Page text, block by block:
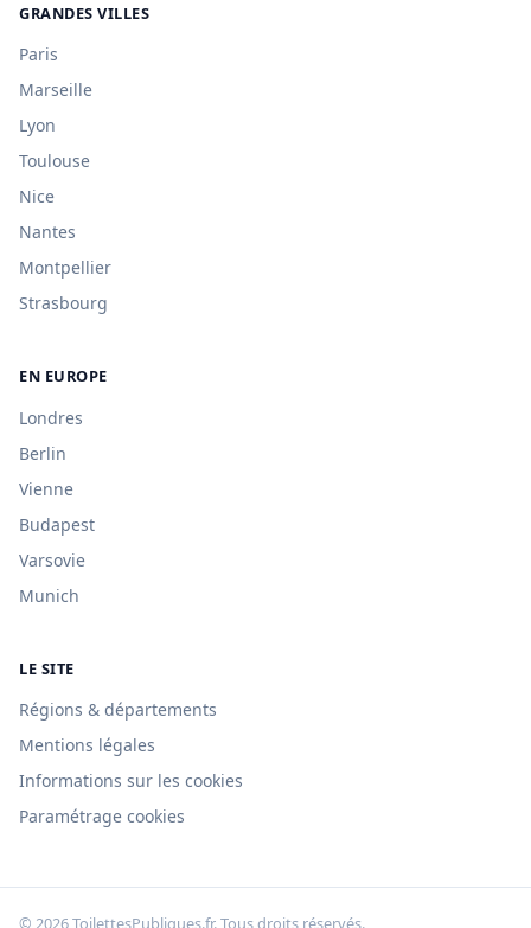
GRANDES VILLES
Paris
Marseille
Lyon
Toulouse
Nice
Nantes
Montpellier
Strasbourg
EN EUROPE
Londres
Berlin
Vienne
Budapest
Varsovie
Munich
LE SITE
Régions & départements
Mentions légales
Informations sur les cookies
Paramétrage cookies
© 2026 ToilettesPubliques.fr. Tous droits réservés.